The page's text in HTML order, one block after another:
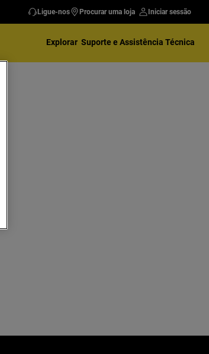
Ligue-nos Procurar uma loja Iniciar sessão
Explorar Suporte e Assistência Técnica